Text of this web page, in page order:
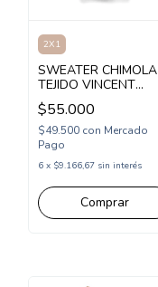
2X1
SWEATER CHIMOLA
TEJIDO VINCENT
(CH26KN3)
$55.000
$49.500 con Mercado
Pago
6 x $9.166,67 sin interés
Comprar